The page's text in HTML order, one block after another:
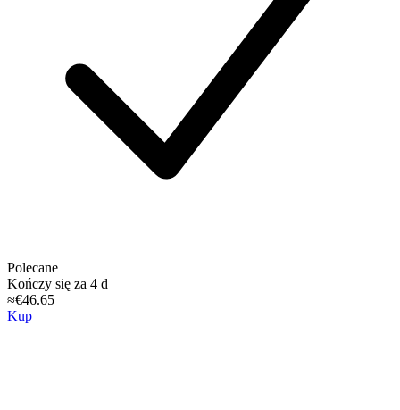
Polecane
Kończy się za 4 d
≈€46.65
Kup